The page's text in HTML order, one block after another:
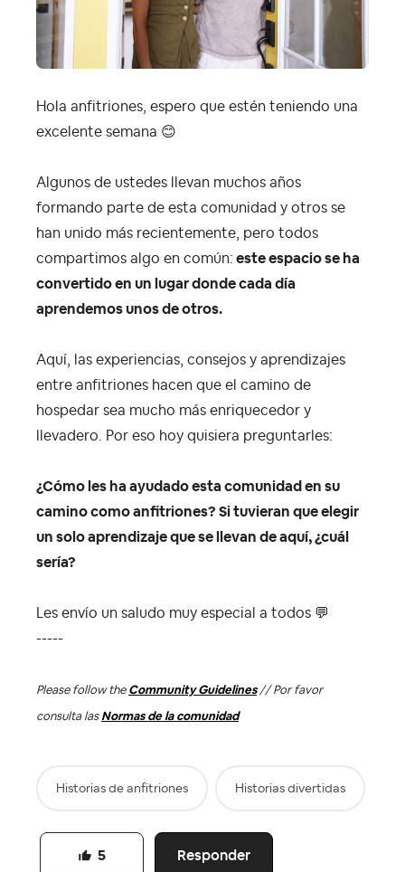
Hola anfitriones, espero que estén teniendo una
excelente semana 😊
Algunos de ustedes llevan muchos años
formando parte de esta comunidad y otros se
han unido más recientemente, pero todos
compartimos algo en común: este espacio se ha
convertido en un lugar donde cada día
aprendemos unos de otros.
Aquí, las experiencias, consejos y aprendizajes
entre anfitriones hacen que el camino de
hospedar sea mucho más enriquecedor y
llevadero. Por eso hoy quisiera preguntarles:
¿Cómo les ha ayudado esta comunidad en su
camino como anfitriones? Si tuvieran que elegir
un solo aprendizaje que se llevan de aquí, ¿cuál
sería?
Les envío un saludo muy especial a todos 💬
-----
Please follow the Community Guidelines// Por favor
consulta las Normas de la comunidad
Historias de anfitriones Historias divertidas
Responder
5